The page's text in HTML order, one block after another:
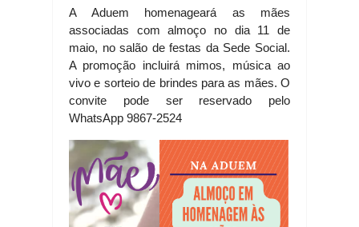
A Aduem homenageará as mães
associadas com almoço no dia 11 de
maio, no salão de festas da Sede Social.
A promoção incluirá mimos, música ao
vivo e sorteio de brindes para as mães. O
convite pode ser reservado pelo
WhatsApp 9867-2524